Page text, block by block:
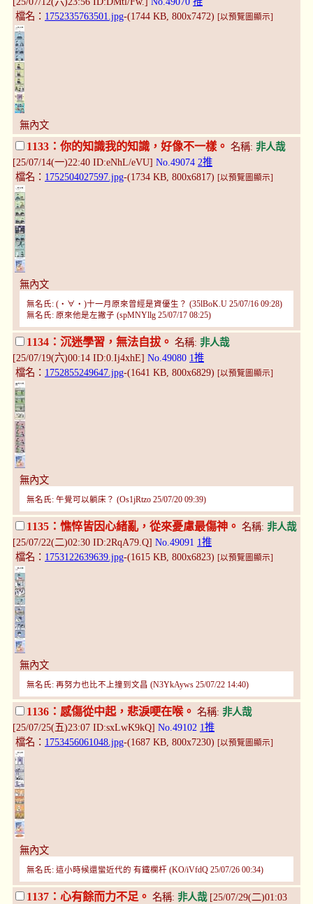
檔名： 1752335763501.jpg-(1744 KB, 800x7472) [以預覽圖顯示]
無內文
1133：你的知識我的知識，好像不一樣。 名稱: 非人哉
[25/07/14(一)22:40 ID:eNhL/eVU] No.49074 2推
檔名： 1752504027597.jpg-(1734 KB, 800x6817) [以預覽圖顯示]
無內文
無名氏: (・∀・)十一月原來曾經是資優生？ (35lBoK.U 25/07/16 09:28)
無名氏: 原來他是左撇子 (spMNYllg 25/07/17 08:25)
1134：沉迷學習，無法自拔。 名稱: 非人哉
[25/07/19(六)00:14 ID:0.Ij4xhE] No.49080 1推
檔名： 1752855249647.jpg-(1641 KB, 800x6829) [以預覽圖顯示]
無內文
無名氏: 午覺可以躺床？ (Os1jRtzo 25/07/20 09:39)
1135：憔悴皆因心緒亂，從來憂慮最傷神。 名稱: 非人哉
[25/07/22(二)02:30 ID:2RqA79.Q] No.49091 1推
檔名： 1753122639639.jpg-(1615 KB, 800x6823) [以預覽圖顯示]
無內文
無名氏: 再努力也比不上撞到文昌 (N3YkAyws 25/07/22 14:40)
1136：感傷從中起，悲淚哽在喉。 名稱: 非人哉
[25/07/25(五)23:07 ID:sxLwK9kQ] No.49102 1推
檔名： 1753456061048.jpg-(1687 KB, 800x7230) [以預覽圖顯示]
無內文
無名氏: 這小時候還蠻近代的 有鐵欄杆 (KO/iVfdQ 25/07/26 00:34)
1137：心有餘而力不足。 名稱: 非人哉[25/07/29(二)01:03